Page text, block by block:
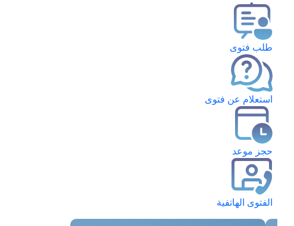
طلب فتوى
استعلام عن فتوى
حجز موعد
الفتوى الهاتفية